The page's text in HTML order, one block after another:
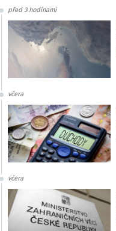
před 3 hodinami
včera
včera